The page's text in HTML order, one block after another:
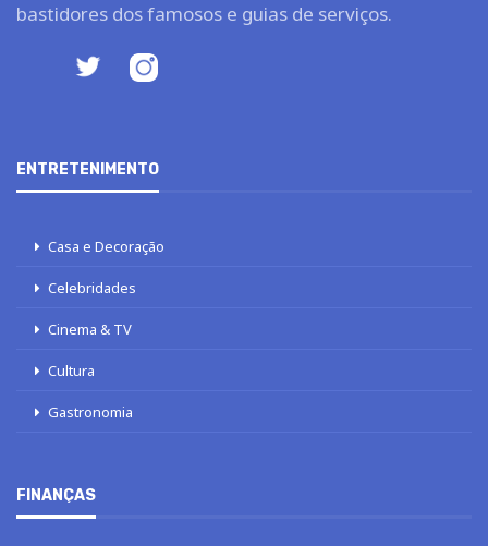
bastidores dos famosos e guias de serviços.
ENTRETENIMENTO
Casa e Decoração
Celebridades
Cinema & TV
Cultura
Gastronomia
FINANÇAS